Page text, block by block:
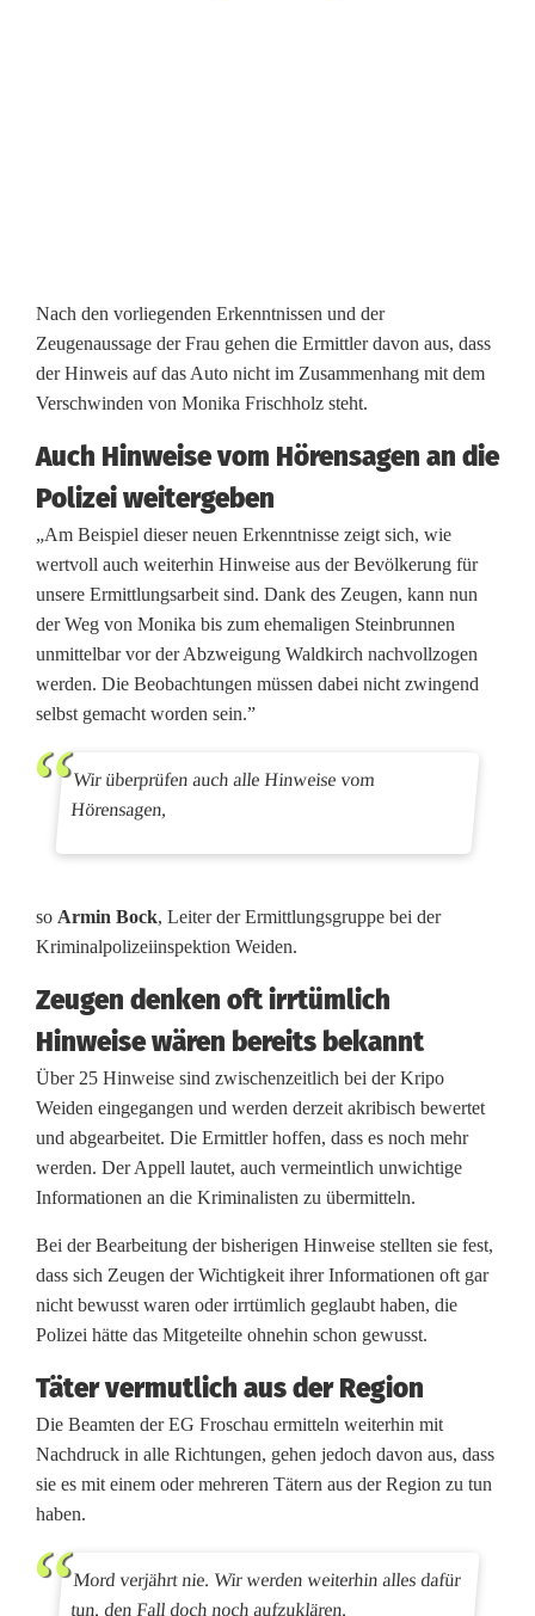
z
Nach den vorliegenden Erkenntnissen und der
Zeugenaussage der Frau gehen die Ermittler davon aus, dass
der Hinweis auf das Auto nicht im Zusammenhang mit dem
Verschwinden von Monika Frischholz steht.
Auch Hinweise vom Hörensagen an die
Polizei weitergeben
„Am Beispiel dieser neuen Erkenntnisse zeigt sich, wie
wertvoll auch weiterhin Hinweise aus der Bevölkerung für
unsere Ermittlungsarbeit sind. Dank des Zeugen, kann nun
der Weg von Monika bis zum ehemaligen Steinbrunnen
unmittelbar vor der Abzweigung Waldkirch nachvollzogen
werden. Die Beobachtungen müssen dabei nicht zwingend
selbst gemacht worden sein.”
Wir überprüfen auch alle Hinweise vom
Hörensagen,
so Armin Bock, Leiter der Ermittlungsgruppe bei der
Kriminalpolizeiinspektion Weiden.
Zeugen denken oft irrtümlich
Hinweise wären bereits bekannt
Über 25 Hinweise sind zwischenzeitlich bei der Kripo
Weiden eingegangen und werden derzeit akribisch bewertet
und abgearbeitet. Die Ermittler hoffen, dass es noch mehr
werden. Der Appell lautet, auch vermeintlich unwichtige
Informationen an die Kriminalisten zu übermitteln.
Bei der Bearbeitung der bisherigen Hinweise stellten sie fest,
dass sich Zeugen der Wichtigkeit ihrer Informationen oft gar
nicht bewusst waren oder irrtümlich geglaubt haben, die
Polizei hätte das Mitgeteilte ohnehin schon gewusst.
Täter vermutlich aus der Region
Die Beamten der EG Froschau ermitteln weiterhin mit
Nachdruck in alle Richtungen, gehen jedoch davon aus, dass
sie es mit einem oder mehreren Tätern aus der Region zu tun
haben.
Mord verjährt nie. Wir werden weiterhin alles dafür
tun, den Fall doch noch aufzuklären.